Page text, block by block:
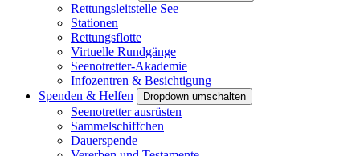
Rettungsleitstelle See
Stationen
Rettungsflotte
Virtuelle Rundgänge
Seenotretter-Akademie
Infozentren & Besichtigung
Spenden & Helfen
Dropdown umschalten
Seenotretter ausrüsten
Sammelschiffchen
Dauerspende